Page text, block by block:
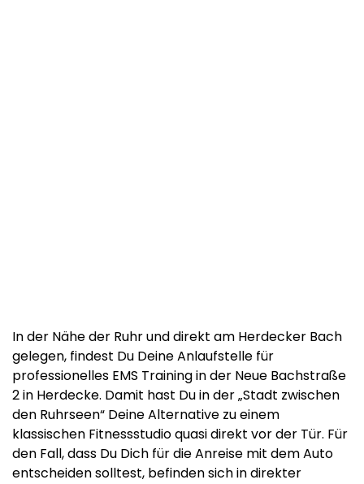
In der Nähe der Ruhr und direkt am Herdecker Bach
gelegen, findest Du Deine Anlaufstelle für
professionelles EMS Training in der Neue Bachstraße
2 in Herdecke. Damit hast Du in der „Stadt zwischen
den Ruhrseen“ Deine Alternative zu einem
klassischen Fitnessstudio quasi direkt vor der Tür. Für
den Fall, dass Du Dich für die Anreise mit dem Auto
entscheiden solltest, befinden sich in direkter